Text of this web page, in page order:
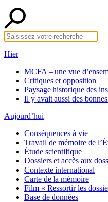
Hier
MCFA – une vue
Critiques et opposition
Paysage historique des
Il y avait aussi des
Aujourd’hui
Conséquences à vie
Travail de mémoire de
Étude scientifique
Dossiers et accès aux
Contexte international
Carte de la mémoire
Film « Ressortir les
Base de données